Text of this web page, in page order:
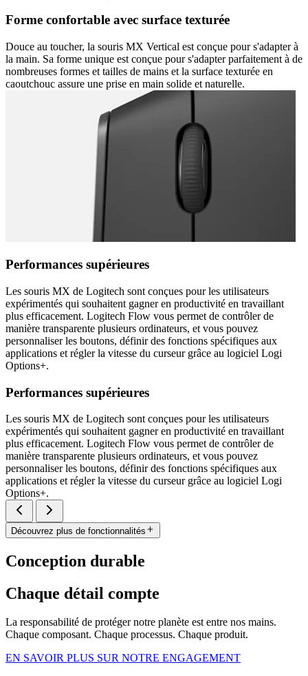
Forme confortable avec surface texturée
Douce au toucher, la souris MX Vertical est conçue pour s'adapter à
la main. Sa forme unique est conçue pour s'adapter parfaitement à de
nombreuses formes et tailles de mains et la surface texturée en
caoutchouc assure une prise en main solide et naturelle.
Performances supérieures
Les souris MX de Logitech sont conçues pour les utilisateurs
expérimentés qui souhaitent gagner en productivité en travaillant
plus efficacement. Logitech Flow vous permet de contrôler de
manière transparente plusieurs ordinateurs, et vous pouvez
personnaliser les boutons, définir des fonctions spécifiques aux
applications et régler la vitesse du curseur grâce au logiciel Logi
Options+.
Performances supérieures
Les souris MX de Logitech sont conçues pour les utilisateurs
expérimentés qui souhaitent gagner en productivité en travaillant
plus efficacement. Logitech Flow vous permet de contrôler de
manière transparente plusieurs ordinateurs, et vous pouvez
personnaliser les boutons, définir des fonctions spécifiques aux
applications et régler la vitesse du curseur grâce au logiciel Logi
Options+.
Découvrez plus de fonctionnalités
Conception durable
Chaque détail compte
La responsabilité de protéger notre planète est entre nos mains.
Chaque composant. Chaque processus. Chaque produit.
EN SAVOIR PLUS SUR NOTRE ENGAGEMENT